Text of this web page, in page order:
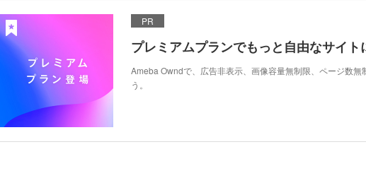
PR
プレミアムプランでもっと自由なサイト
Ameba Owndで、広告非表示、画像容量無制限、ページ数無
う。